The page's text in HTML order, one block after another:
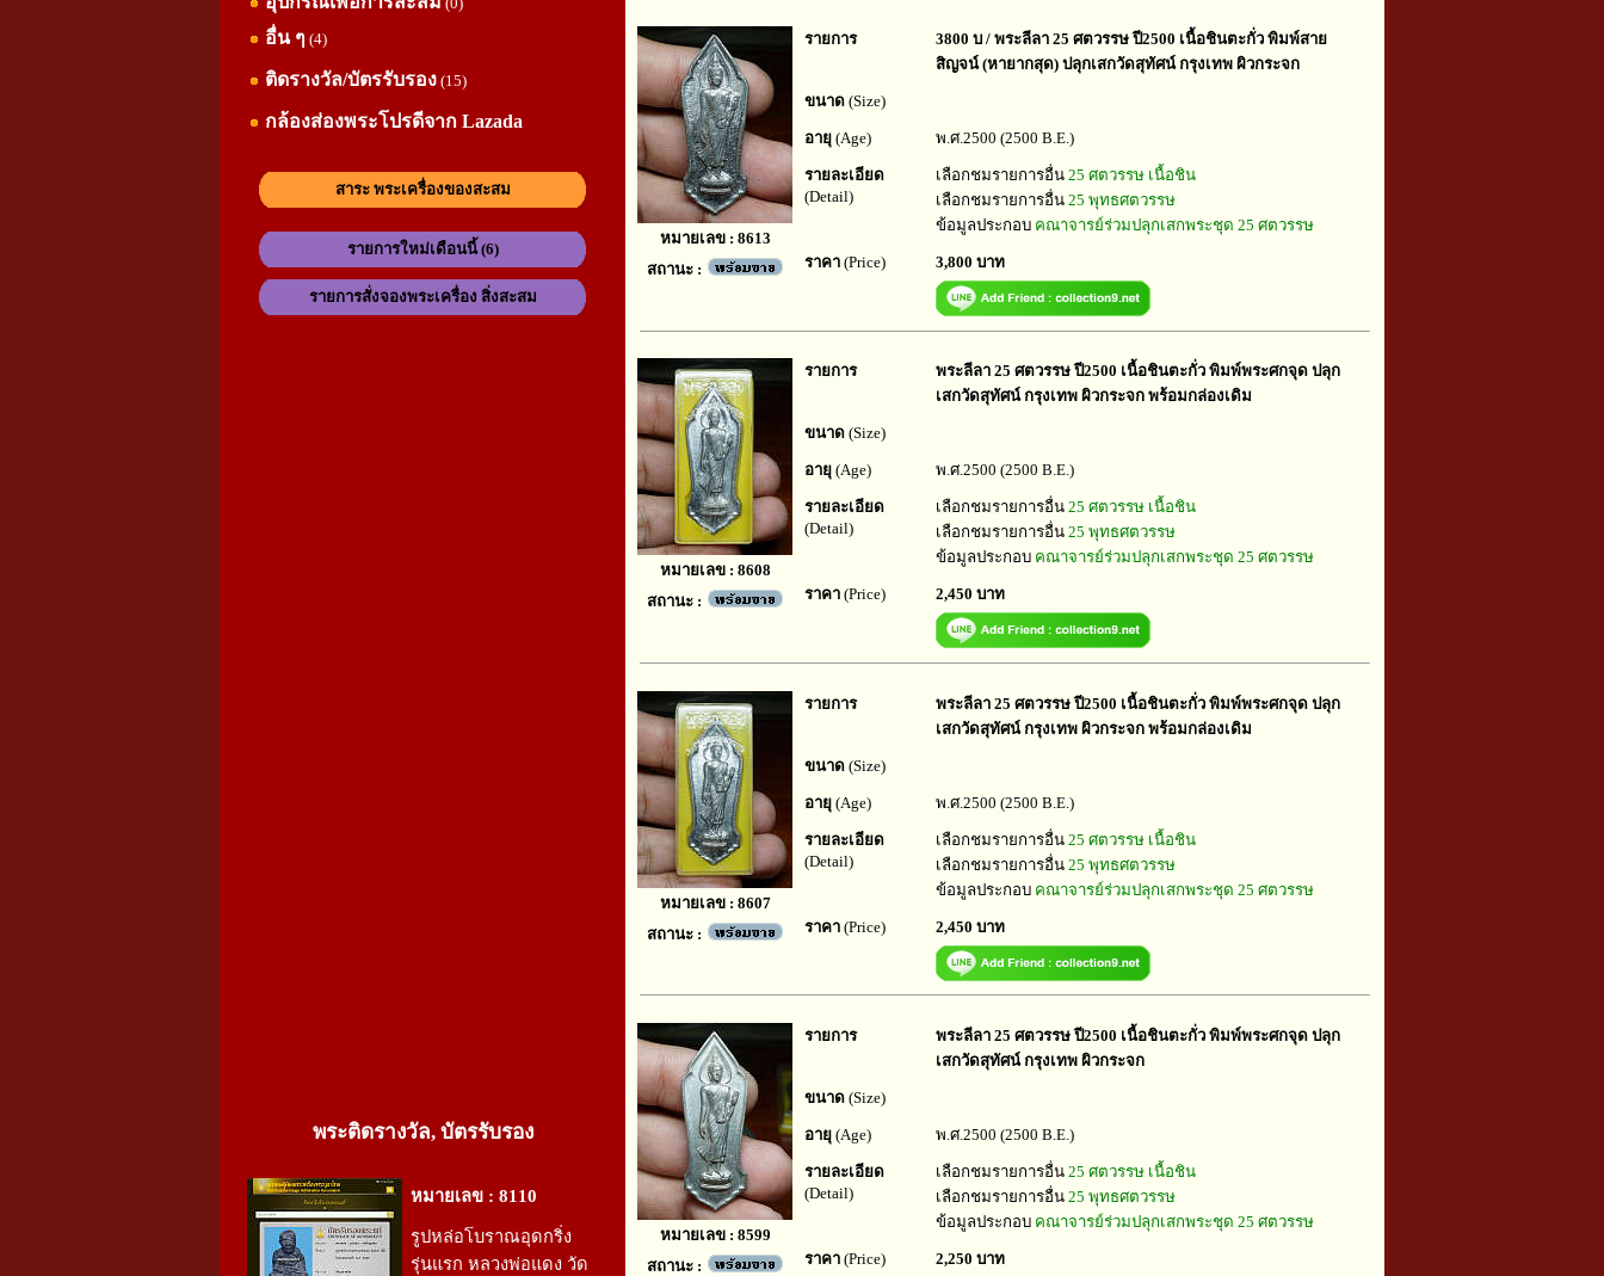
อื่น ๆ (4)
ติดรางวัล/บัตรรับรอง (15)
กล้องส่องพระโปรดีจาก Lazada
สาระ พระเครื่องของสะสม
รายการใหม่เดือนนี้ (6)
รายการสั่งจองพระเครื่อง สิ่งสะสม
พระติดรางวัล, บัตรรับรอง
หมายเลข : 8110
รูปหล่อโบราณอุดกริ่ง
รุ่นแรก หลวงพ่อแดง วัด
หมายเลข : 8613
สถานะ :
รายการ
3800 บ / พระลีลา 25 ศตวรรษ ปี2500 เนื้อชินตะกั่ว พิมพ์สาย
สิญจน์ (หายากสุด) ปลุกเสกวัดสุทัศน์ กรุงเทพ ผิวกระจก
ขนาด (Size)
อายุ (Age) พ.ศ.2500 (2500 B.E.)
รายละเอียด
(Detail)
เลือกชมรายการอื่น 25 ศตวรรษ เนื้อชิน
เลือกชมรายการอื่น 25 พุทธศตวรรษ
ข้อมูลประกอบ คณาจารย์ร่วมปลุกเสกพระชุด 25 ศตวรรษ
ราคา (Price) 3,800 บาท
หมายเลข : 8608
สถานะ :
รายการ
พระลีลา 25 ศตวรรษ ปี2500 เนื้อชินตะกั่ว พิมพ์พระศกจุด ปลุก
เสกวัดสุทัศน์ กรุงเทพ ผิวกระจก พร้อมกล่องเดิม
ขนาด (Size)
อายุ (Age) พ.ศ.2500 (2500 B.E.)
รายละเอียด
(Detail)
เลือกชมรายการอื่น 25 ศตวรรษ เนื้อชิน
เลือกชมรายการอื่น 25 พุทธศตวรรษ
ข้อมูลประกอบ คณาจารย์ร่วมปลุกเสกพระชุด 25 ศตวรรษ
ราคา (Price) 2,450 บาท
หมายเลข : 8607
สถานะ :
รายการ
พระลีลา 25 ศตวรรษ ปี2500 เนื้อชินตะกั่ว พิมพ์พระศกจุด ปลุก
เสกวัดสุทัศน์ กรุงเทพ ผิวกระจก พร้อมกล่องเดิม
ขนาด (Size)
อายุ (Age) พ.ศ.2500 (2500 B.E.)
รายละเอียด
(Detail)
เลือกชมรายการอื่น 25 ศตวรรษ เนื้อชิน
เลือกชมรายการอื่น 25 พุทธศตวรรษ
ข้อมูลประกอบ คณาจารย์ร่วมปลุกเสกพระชุด 25 ศตวรรษ
ราคา (Price) 2,450 บาท
หมายเลข : 8599
สถานะ :
รายการ
พระลีลา 25 ศตวรรษ ปี2500 เนื้อชินตะกั่ว พิมพ์พระศกจุด ปลุก
เสกวัดสุทัศน์ กรุงเทพ ผิวกระจก
ขนาด (Size)
อายุ (Age) พ.ศ.2500 (2500 B.E.)
รายละเอียด
(Detail)
เลือกชมรายการอื่น 25 ศตวรรษ เนื้อชิน
เลือกชมรายการอื่น 25 พุทธศตวรรษ
ข้อมูลประกอบ คณาจารย์ร่วมปลุกเสกพระชุด 25 ศตวรรษ
ราคา (Price) 2,250 บาท